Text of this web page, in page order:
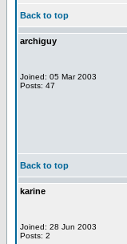
Back to top
archiguy
Joined: 05 Mar 2003
Posts: 47
Back to top
karine
Joined: 28 Jun 2003
Posts: 2